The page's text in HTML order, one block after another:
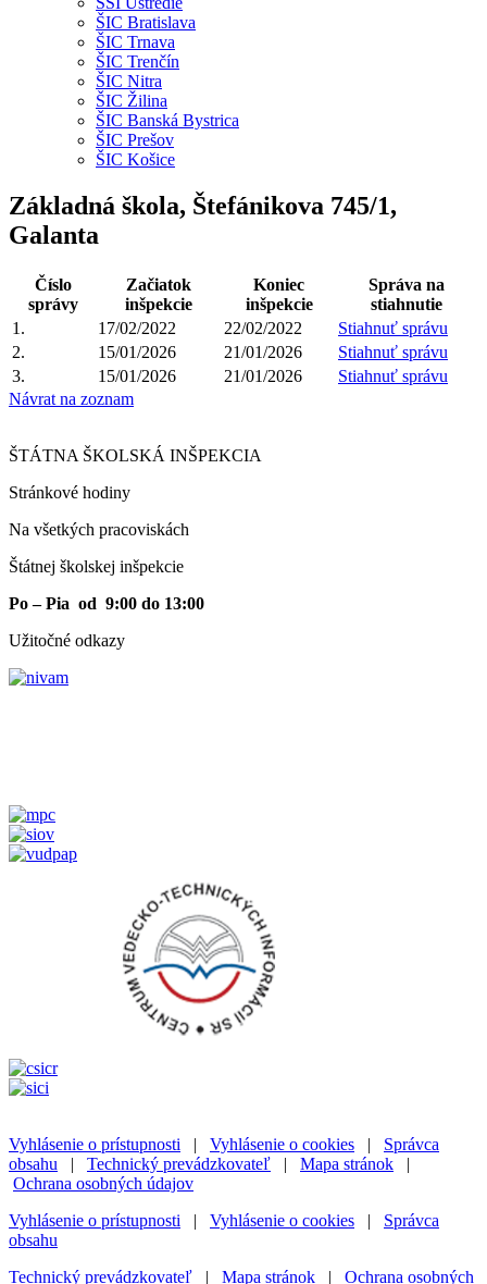
ŠIC Bratislava
ŠIC Trnava
ŠIC Trenčín
ŠIC Nitra
ŠIC Žilina
ŠIC Banská Bystrica
ŠIC Prešov
ŠIC Košice
Základná škola, Štefánikova 745/1,
Galanta
Číslo
správy
Začiatok
inšpekcie
Koniec
inšpekcie
Správa na
stiahnutie
1.
17/02/2022 22/02/2022
Stiahnuť správu
2.
15/01/2026 21/01/2026
Stiahnuť správu
3.
15/01/2026 21/01/2026
Stiahnuť správu
Návrat na zoznam
ŠTÁTNA ŠKOLSKÁ INŠPEKCIA
Stránkové hodiny​
Na všetkých pracoviskách
Štátnej školskej inšpekcie
Po – Pia od 9:00 do 13:00
Užitočné odkazy
Vyhlásenie o prístupnosti | Vyhlásenie o cookies | Správca
obsahu | Technický prevádzkovateľ | Mapa stránok |
Ochrana osobných údajov
Vyhlásenie o prístupnosti | Vyhlásenie o cookies | Správca
obsahu
Technický prevádzkovateľ | Mapa stránok | Ochrana osobných